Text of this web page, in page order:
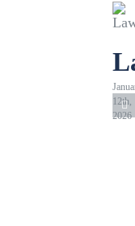
12th,
2026